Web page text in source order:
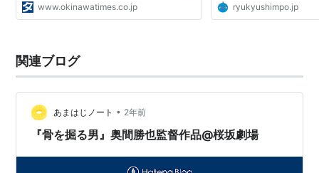
www.okinawatimes.co.jp ryukyushimpo.jp
関連ブログ
あまはじノート • 2年前
『骨を掘る男』奥間勝也監督作品@桜坂劇場